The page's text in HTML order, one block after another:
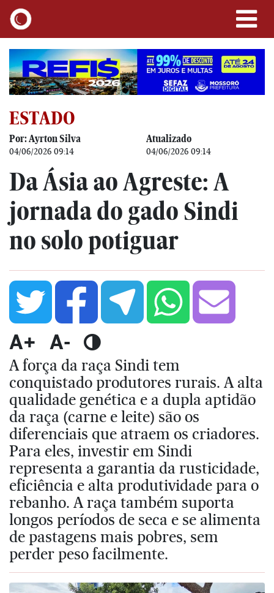
ESTADO
Por: Ayrton Silva
04/06/2026 09:14
Atualizado
04/06/2026 09:14
Da Ásia ao Agreste: A
jornada do gado Sindi
no solo potiguar
A+ A-
A força da raça Sindi tem
conquistado produtores rurais. A alta
qualidade genética e a dupla aptidão
da raça (carne e leite) são os
diferenciais que atraem os criadores.
Para eles, investir em Sindi
representa a garantia da rusticidade,
eficiência e alta produtividade para o
rebanho. A raça também suporta
longos períodos de seca e se alimenta
de pastagens mais pobres, sem
perder peso facilmente.